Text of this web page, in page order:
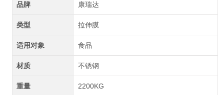
品牌 康瑞达
类型 拉伸膜
适用对象 食品
材质 不锈钢
重量 2200KG